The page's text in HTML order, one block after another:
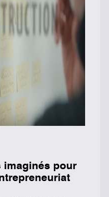
imaginés pour